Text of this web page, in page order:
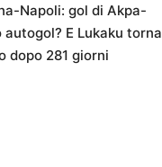
Napoli: gol di Akpa-
autogol? E Lukaku torna
dopo 281 giorni